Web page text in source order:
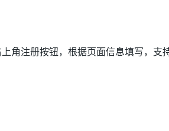
角注册按钮，根据页面信息填写，支